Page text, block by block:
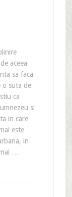
aceea
sa faca
o suta de
ca
si
in care
este
in
…